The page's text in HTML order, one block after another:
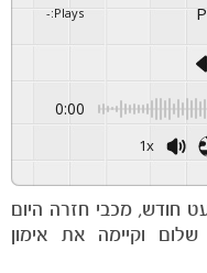
Plays
:
-
0:00
1x
חודש, מכבי חזרה היום
וקיימה את אימון